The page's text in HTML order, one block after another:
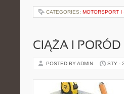
CATEGORIES: MOTORSPORT I
CIĄŻA I PORÓD
POSTED BY ADMIN STY -